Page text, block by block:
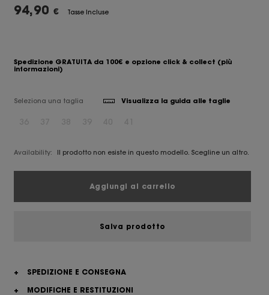
94,90 € Tasse Incluse
Spedizione GRATUITA da 100€ e opzione click & collect (più
informazioni)
Seleziona una taglia Visualizza la guida alle taglie
Availability: Il prodotto non esiste in questo modello. Scegline un altro.
Aggiungi al carrello
Salva prodotto
+
SPEDIZIONE E CONSEGNA
+
MODIFICHE E RESTITUZIONI